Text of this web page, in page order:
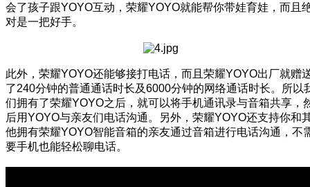
会了孩子跟YOYO互动，荣耀YOYO就能帮你带娃育娃，而且
对是一把好手。
此外，荣耀YOYO还能够接打电话，而且荣耀YOYO出厂就赠
了240分钟的普通通话时长及6000分钟的网络通话时长。所以
们拥有了荣耀YOYO之后，就可以将手机通讯录与音箱共享，
后用YOYO与亲友们电话沟通。另外，荣耀YOYO还支持你和
他拥有荣耀YOYO智能音箱的亲友通过音箱进行电话沟通，不
要手机也能轻松聊电话。